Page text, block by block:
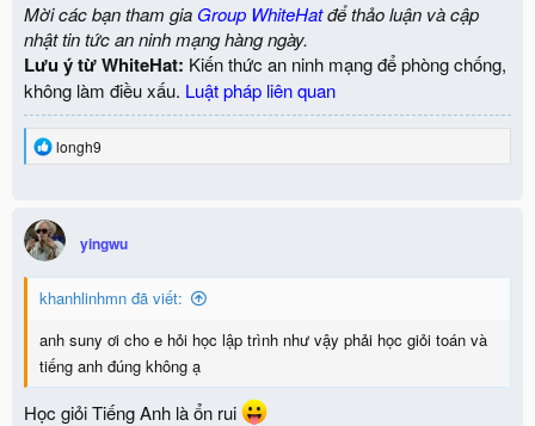
Mời các bạn tham gia Group WhiteHatđể thảo luận và cập
nhật tin tức an ninh mạng hàng ngày.
Lưu ý từ WhiteHat: Kiến thức an ninh mạng để phòng chống,
không làm điều xấu. Luật pháp liên quan
R
t
i
o
n
s
longh9
yingwu
khanhlinhmn đã viết:
anh suny ơi cho e hỏi học lập trình như vậy phải học giỏi toán và
tiếng anh đúng không ạ
Học giỏi Tiếng Anh là ổn rui